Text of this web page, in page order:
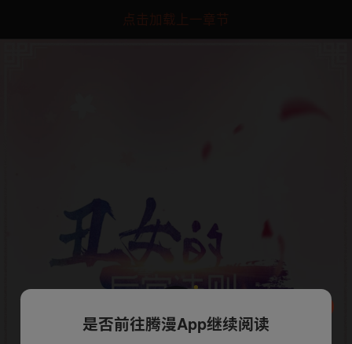
点击加载上一章节
是否前往腾漫App继续阅读